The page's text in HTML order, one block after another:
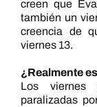
creen que
también un
creencia de
viernes 13.
¿Realmente
Los viernes
paralizadas